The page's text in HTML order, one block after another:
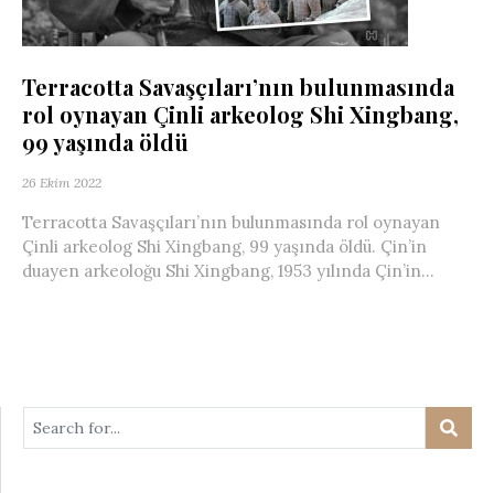
Terracotta Savaşçıları’nın bulunmasında
rol oynayan Çinli arkeolog Shi Xingbang,
99 yaşında öldü
26 Ekim 2022
Terracotta Savaşçıları’nın bulunmasında rol oynayan
Çinli arkeolog Shi Xingbang, 99 yaşında öldü. Çin’in
duayen arkeoloğu Shi Xingbang, 1953 yılında Çin’in...